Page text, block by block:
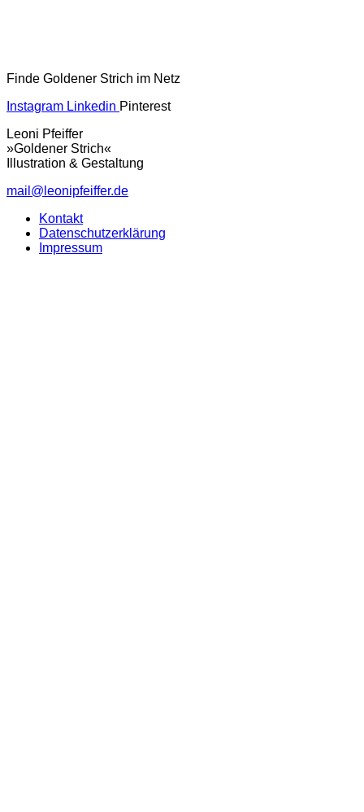
Finde Goldener Strich im Netz
Instagram Linkedin Pinterest
Leoni Pfeiffer
»Goldener Strich«
Illustration & Gestaltung
mail@leonipfeiffer.de
Kontakt
Datenschutzerklärung
Impressum